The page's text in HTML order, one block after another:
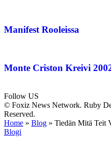
Manifest Rooleissa
Monte Criston Kreivi
Follow US
© Foxiz News Network. Ruby
Reserved.
Home » Blog » Tiedän Mitä Teit
Blogi